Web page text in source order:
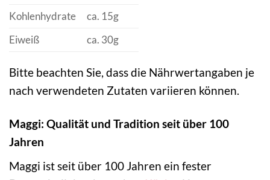
Kohlenhydrate
ca. 15g
Eiweiß
ca. 30g
Bitte beachten Sie, dass die Nährwertangaben je
nach verwendeten Zutaten variieren können.
Maggi: Qualität und Tradition seit über 100
Jahren
Maggi ist seit über 100 Jahren ein fester